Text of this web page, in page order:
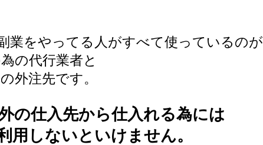
業をやってる人がすべて使っているのが
の代行業者と
外注先です。
の仕入先から仕入れる為には
用しないといけません。